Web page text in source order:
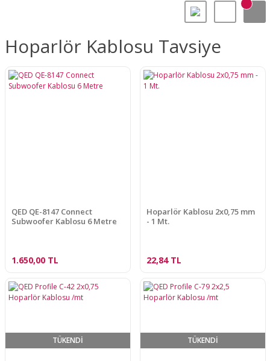
Hoparlör Kablosu Tavsiye
QED QE-8147 Connect
Subwoofer Kablosu 6 Metre
1.650,00 TL
Hoparlör Kablosu 2x0,75 mm
- 1 Mt.
22,84 TL
TÜKENDİ TÜKENDİ